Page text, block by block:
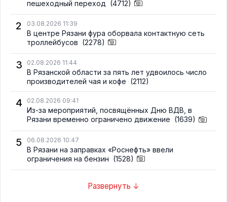
пешеходный переход (4712)
2 03.08.2026 11:39
В центре Рязани фура оборвала контактную сеть
троллейбусов (2278)
3 02.08.2026 11:44
В Рязанской области за пять лет удвоилось число
производителей чая и кофе (2112)
4 02.08.2026 09:41
Из-за мероприятий, посвящённых Дню ВДВ, в
Рязани временно ограничено движение (1639)
5 06.08.2026 10:47
В Рязани на заправках «Роснефть» ввели
ограничения на бензин (1528)
Развернуть ↓